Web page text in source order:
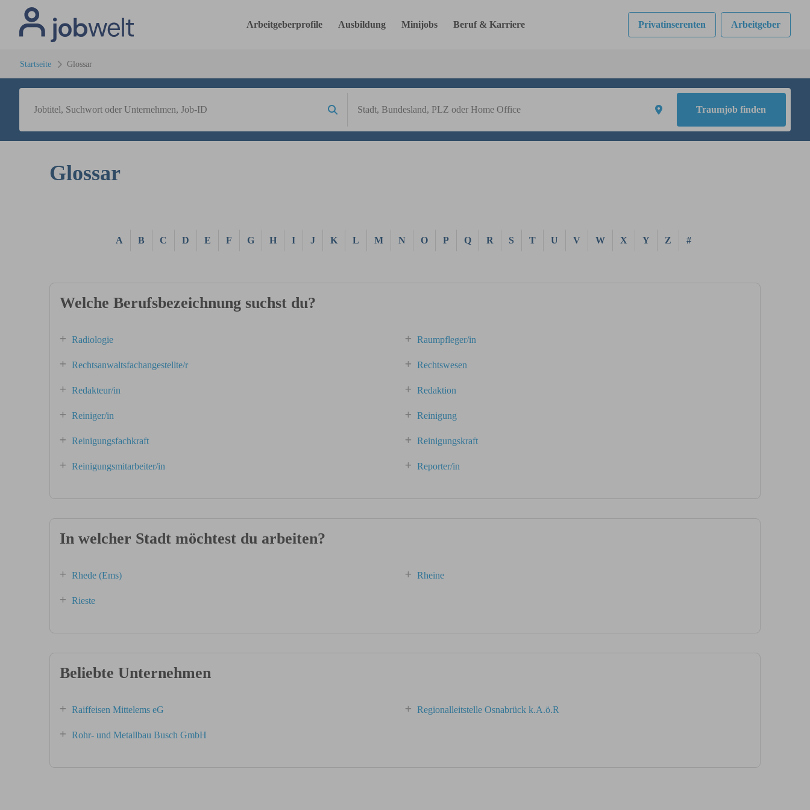
Arbeitgeberprofile Ausbildung Minijobs Beruf & Karriere Privatinserenten Arbeitgeber
Startseite Glossar
Traumjob finden
Glossar
A B C D E F G H I J K L M N O P Q R S T U V W X Y Z #
Welche Berufsbezeichnung suchst du?
Radiologie Raumpfleger/in
Rechtsanwaltsfachangestellte/r Rechtswesen
Redakteur/in Redaktion
Reiniger/in Reinigung
Reinigungsfachkraft Reinigungskraft
Reinigungsmitarbeiter/in Reporter/in
In welcher Stadt möchtest du arbeiten?
Rhede (Ems) Rheine
Rieste
Beliebte Unternehmen
Raiffeisen Mittelems eG Regionalleitstelle Osnabrück k.A.ö.R
Rohr- und Metallbau Busch GmbH